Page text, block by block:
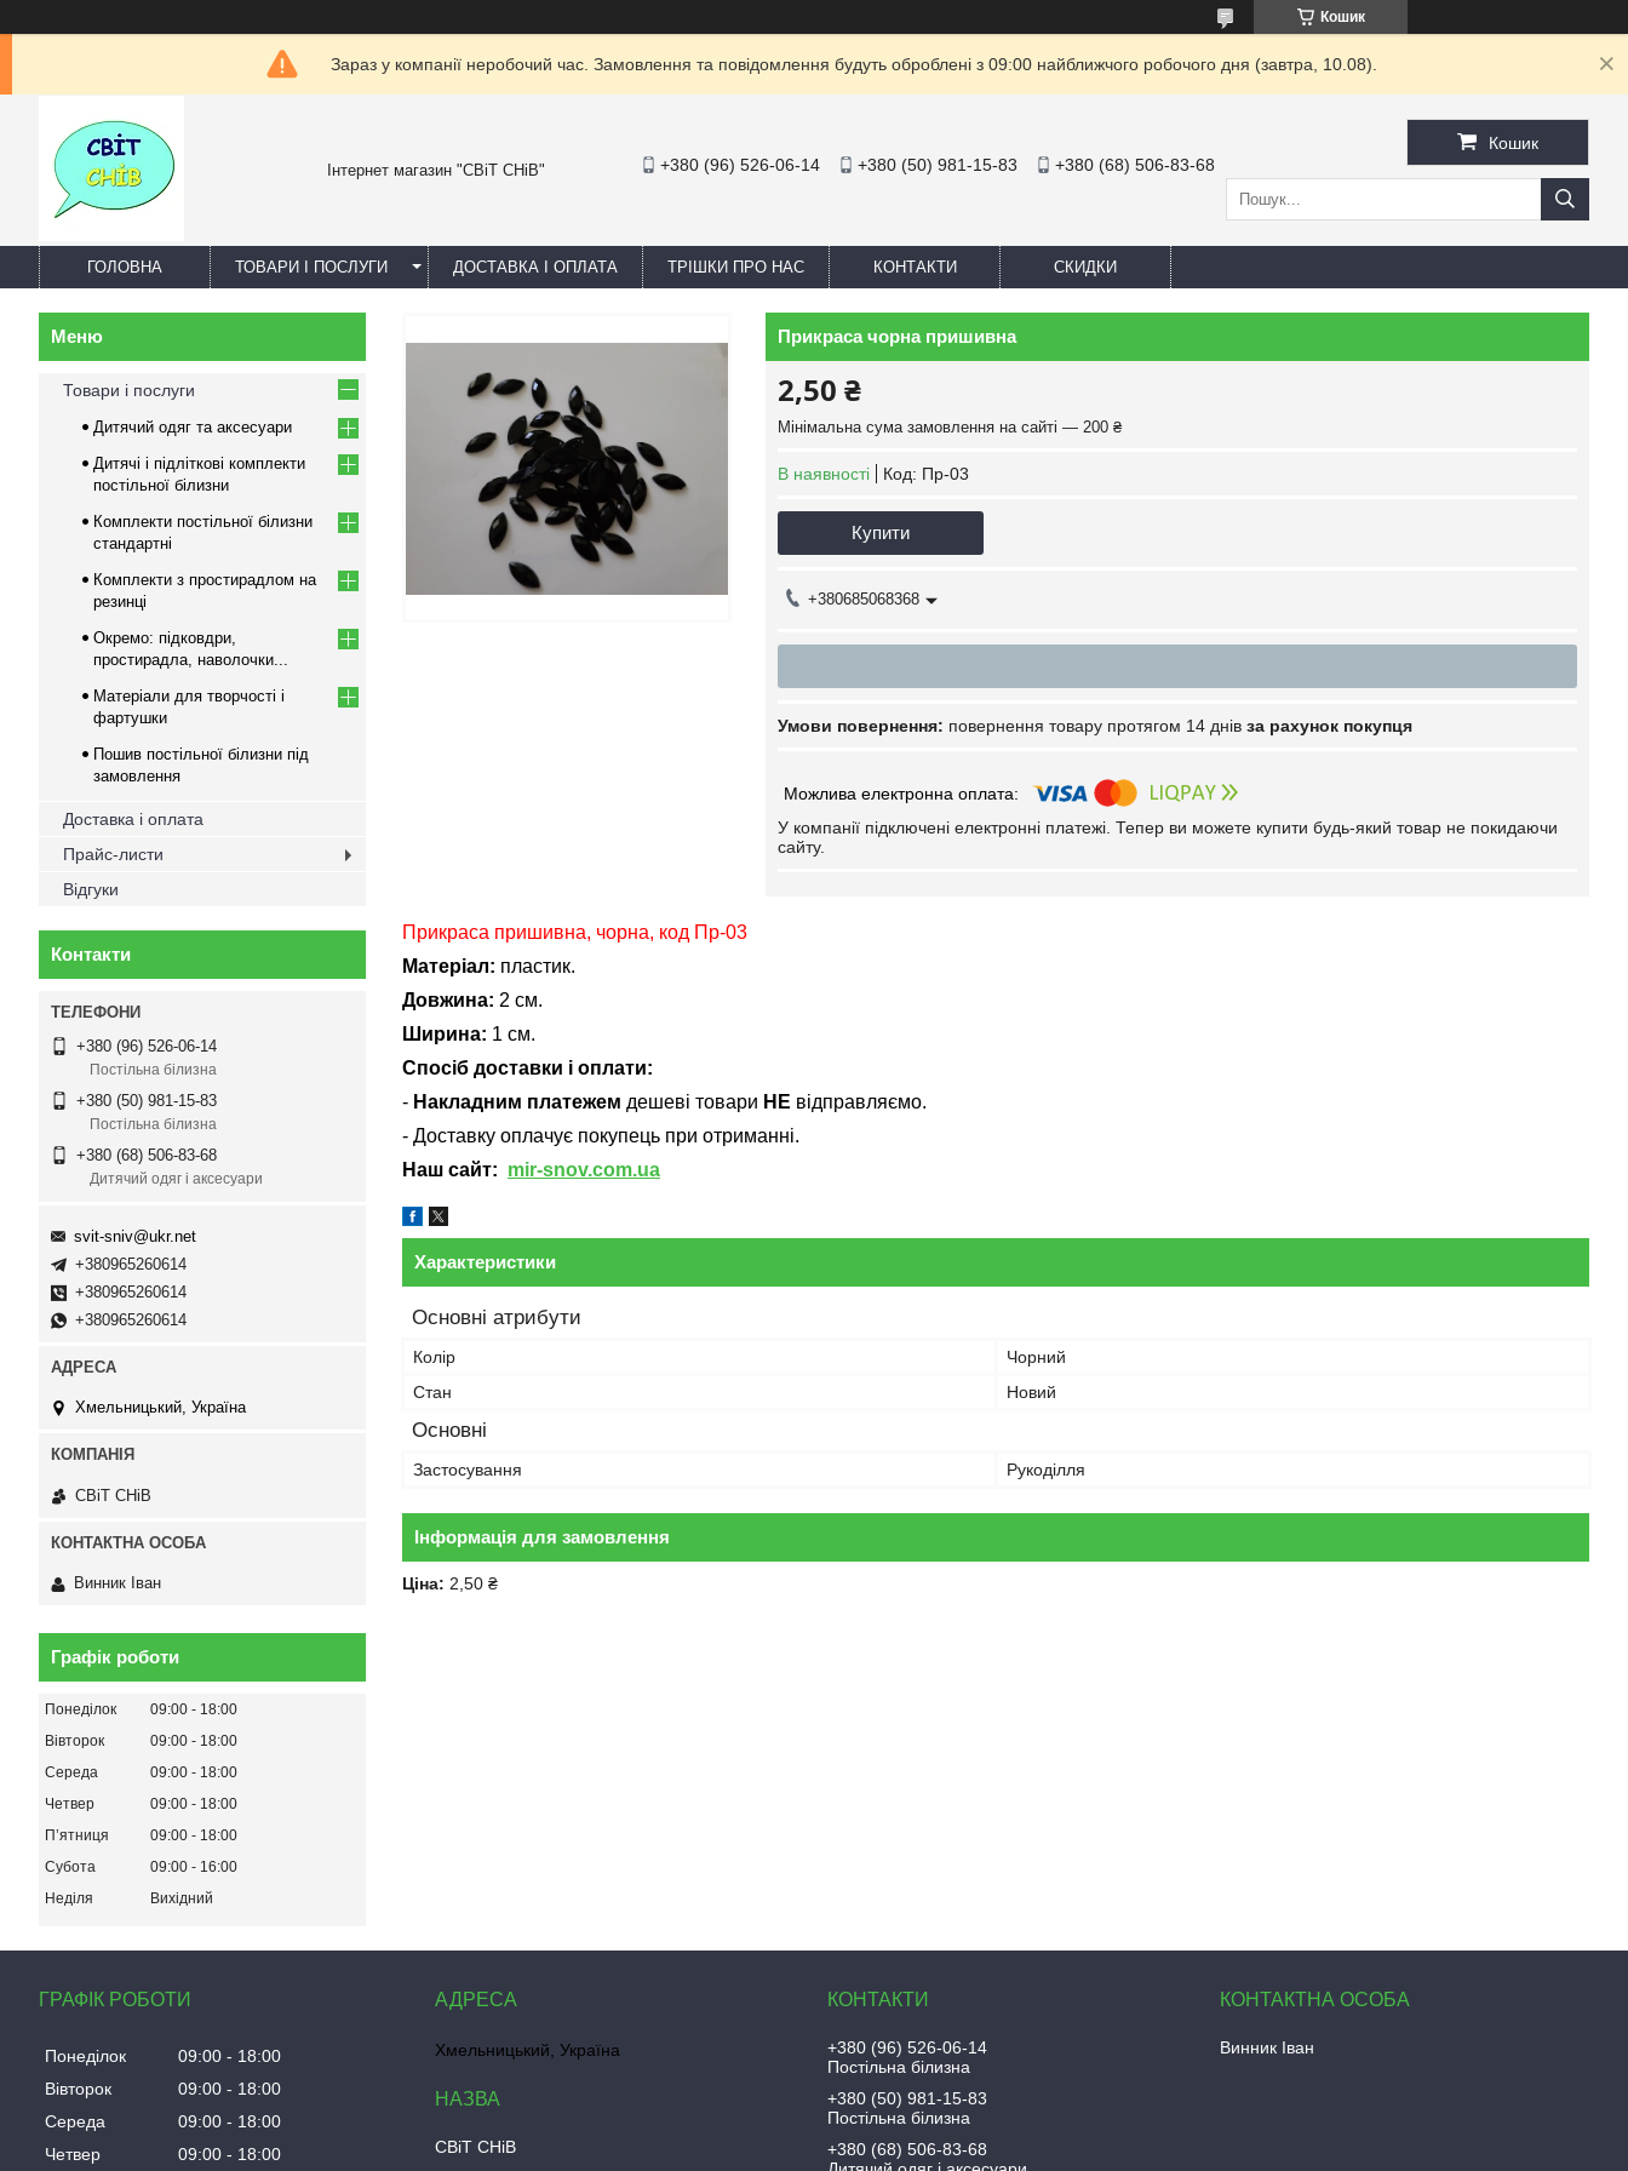
Кошик
Зараз у компанії неробочий час. Замовлення та повідомлення будуть оброблені з 09:00 найближчого робочого дня (завтра, 10.08).
Інтернет магазин "СВіТ СНіВ" +380 (96) 526-06-14 +380 (50) 981-15-83 +380 (68) 506-83-68
Кошик
ГОЛОВНА ТОВАРИ І ПОСЛУГИ ДОСТАВКА І ОПЛАТА ТРІШКИ ПРО НАС КОНТАКТИ СКИДКИ
Прикраса чорна пришивна
2,50 ₴
Мінімальна сума замовлення на сайті — 200 ₴
В наявності Код: Пр-03
Купити
+380685068368
повернення товару протягом 14 днів за рахунок покупця
У компанії підключені електронні платежі. Тепер ви можете купити будь-який товар не покидаючи
сайту.
Прикраса пришивна, чорна, код Пр-03
Матеріал: пластик.
Довжина: 2 см.
Ширина: 1 см.
Спосіб доставки і оплати:
- Накладним платежем дешеві товари НЕ відправляємо.
- Доставку оплачує покупець при отриманні.
Наш сайт: mir-snov.com.ua
Характеристики
Основні атрибути
Колір
Чорний
Стан
Новий
Основні
Застосування Рукоділля
Інформація для замовлення
Ціна: 2,50 ₴
Товари і послуги
Дитячий одяг та аксесуари
Дитячі і підліткові комплекти
постільної білизни
Комплекти постільної білизни
стандартні
Комплекти з простирадлом на
резинці
Окремо: підковдри,
простирадла, наволочки...
Матеріали для творчості і
фартушки
Пошив постільної білизни під
замовлення
Доставка і оплата
Прайс-листи
Відгуки
Контакти
+380 (96) 526-06-14
Постільна білизна
+380 (50) 981-15-83
Постільна білизна
+380 (68) 506-83-68
Дитячий одяг і аксесуари
svit-sniv@ukr.net
+380965260614
+380965260614
+380965260614
Хмельницький, Україна
СВіТ СНіВ
Винник Іван
Графік роботи
Понеділок 09:00
18:00
Вівторок
09:00
18:00
Середа
09:00
18:00
Четвер
09:00
18:00
Пʼятниця
09:00
18:00
Субота
09:00
16:00
Неділя
Вихідний
ГРАФІК РОБОТИ
Понеділок 09:00
18:00
Вівторок
09:00
18:00
Середа
09:00
18:00
Четвер
09:00 18:00
Хмельницький, Україна
СВіТ СНіВ
+380 (96) 526-06-14
Постільна білизна
+380 (50) 981-15-83
Постільна білизна
+380 (68) 506-83-68
Винник Іван